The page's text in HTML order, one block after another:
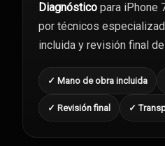
Diagnóstico para iPhone
por técnicos
incluida y revisión final
✓ Mano de obra incluida
✓ Revisión final ✓